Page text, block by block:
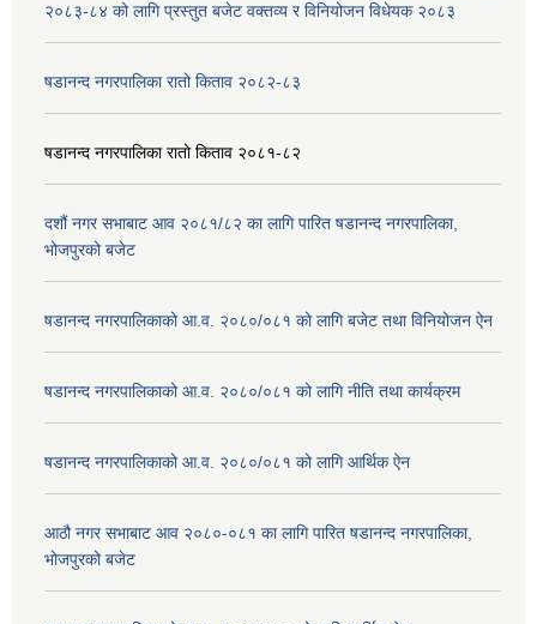
२०८३-८४ को लागि प्रस्तुत बजेट वक्तव्य र विनियोजन विधेयक २०८३
षडानन्द नगरपालिका रातो किताव २०८२-८३
षडानन्द नगरपालिका रातो किताव २०८१-८२
दशौं नगर सभाबाट आव २०८१/८२ का लागि पारित षडानन्द नगरपालिका,
भोजपुरको बजेट
षडानन्द नगरपालिकाको आ.व. २०८०/०८१ को लागि बजेट तथा विनियोजन ऐन
षडानन्द नगरपालिकाको आ.व. २०८०/०८१ को लागि नीति तथा कार्यक्रम
षडानन्द नगरपालिकाको आ.व. २०८०/०८१ को लागि आर्थिक ऐन
आठौ नगर सभाबाट आव २०८०-०८१ का लागि पारित षडानन्द नगरपालिका,
भोजपुरको बजेट